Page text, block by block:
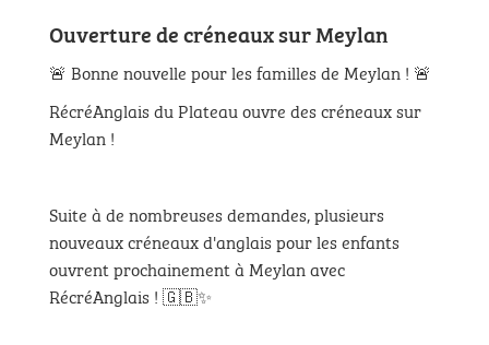
Ouverture de créneaux sur Meylan
🚨 Bonne nouvelle pour les familles de Meylan ! 🚨
RécréAnglais du Plateau ouvre des créneaux sur
Meylan !
Suite à de nombreuses demandes, plusieurs
nouveaux créneaux d'anglais pour les enfants
ouvrent prochainement à Meylan avec
RécréAnglais ! 🇬🇧✨